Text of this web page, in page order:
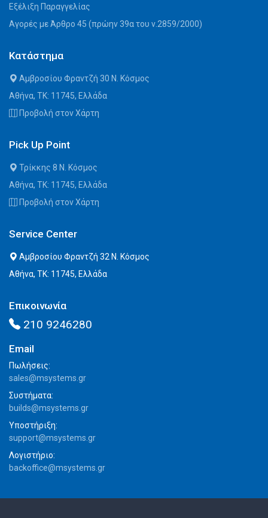
Εξέλιξη Παραγγελίας
Αγορές με Άρθρο 45 (πρώην 39α του ν.2859/2000)
Κατάστημα
Αμβροσίου Φραντζή 30 Ν. Κόσμος
Αθήνα, ΤΚ: 11745, Ελλάδα
Προβολή στον Χάρτη
Pick Up Point
Τρίκκης 8 Ν. Κόσμος
Αθήνα, ΤΚ: 11745, Ελλάδα
Προβολή στον Χάρτη
Service Center
Αμβροσίου Φραντζή 32 Ν. Κόσμος
Αθήνα, ΤΚ: 11745, Ελλάδα
Επικοινωνία
210 9246280
Email
Πωλήσεις:
sales@msystems.gr
Συστήματα:
builds@msystems.gr
Υποστήριξη:
support@msystems.gr
Λογιστήριο:
backoffice@msystems.gr